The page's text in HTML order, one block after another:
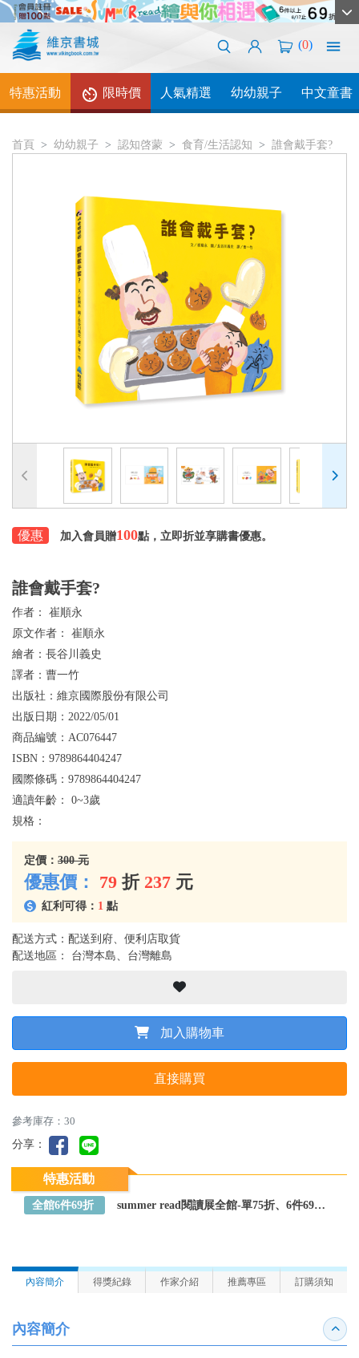
(0)
特惠活動 限時價 人氣精選 幼幼親子 中文童書
首頁 幼幼親子 認知啓蒙 食育/生活認知 誰會戴手套?
優惠 加入會員贈100點，立即折並享購書優惠。
誰會戴手套?
作者： 崔順永
原文作者： 崔順永
繪者： 長谷川義史
譯者： 曹一竹
出版社： 維京國際股份有限公司
出版日期： 2022/05/01
商品編號： AC076447
ISBN： 9789864404247
國際條碼： 9789864404247
適讀年齡： 0~3歲
規格：
定價： 300 元
優惠價： 79 折 237 元
紅利可得： 1 點
配送方式：配送到府、便利店取貨
配送地區： 台灣本島、台灣離島
加入購物車
直接購買
參考庫存：30
分享：
特惠活動
全館6件69折 summer read閱讀展全館-單75折、6件69折～全館任選
內容簡介 得獎紀錄 作家介紹 推薦專區 訂購須知
內容簡介 收合